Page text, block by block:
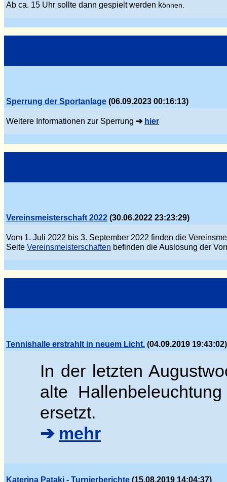
Ab ca. 15 Uhr sollte dann gespielt werden können.
Sperrung der Sportanlage (06.09.2023 00:16:13)
Weitere Informationen zur Sperrung ➔ hier
Vereinsmeisterschaft 2022 (30.06.2022 23:23:29)
Vom 1. Juli 2022 bis 3. September 2022 finden die
Seite Vereinsmeisterschaften befinden die Auslosung der
Tennishalle erstrahlt in neuem Licht. (04.09.2019 19:43:02)
In der letzten
alte
ersetzt.
➔ mehr
Katerina Pataki - Turnierberichte (15.08.2019 14:04:37)